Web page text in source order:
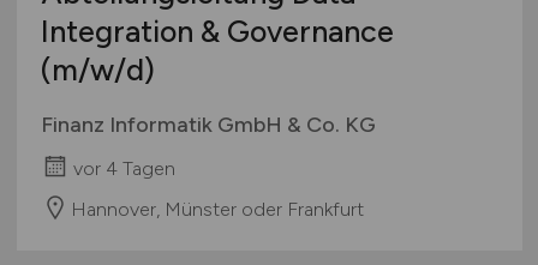
Integration & Governance
(m/w/d)
Finanz Informatik GmbH & Co. KG
vor 4 Tagen
Hannover, Münster oder Frankfurt